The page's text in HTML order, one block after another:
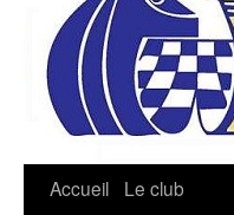
Accueil
Le club